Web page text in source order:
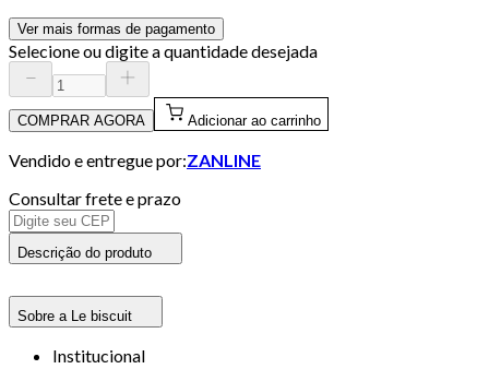
Ver mais formas de pagamento
Selecione ou digite a quantidade desejada
COMPRAR AGORA Adicionar ao carrinho
Vendido e entregue por:ZANLINE
Consultar frete e prazo
Descrição do produto
Sobre a Le biscuit
Institucional